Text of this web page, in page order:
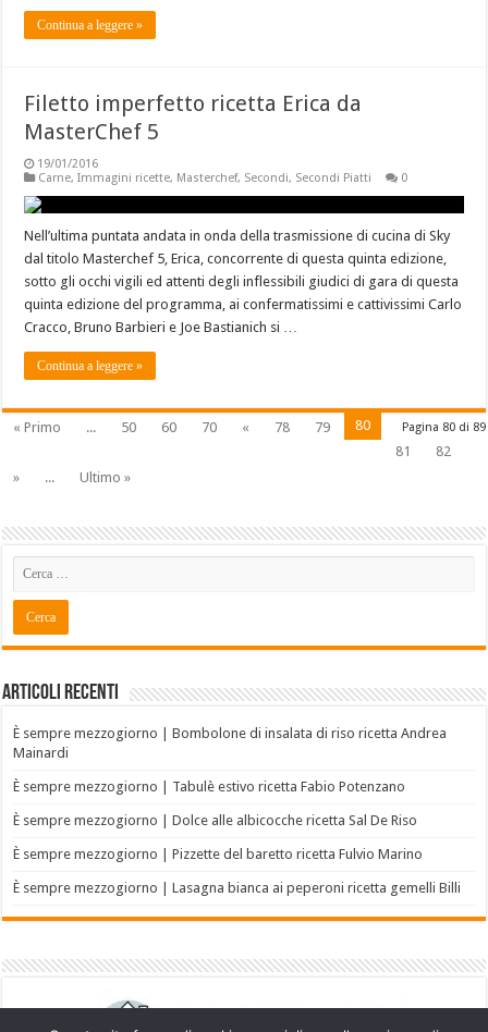
Continua a leggere »
Filetto imperfetto ricetta Erica da
MasterChef 5
19/01/2016
Carne,Immagini ricette, Masterchef, Secondi, Secondi Piatti 0
Nell’ultima puntata andata in onda della trasmissione di cucina di Sky
dal titolo Masterchef 5, Erica, concorrente di questa quinta edizione,
sotto gli occhi vigili ed attenti degli inflessibili giudici di gara di questa
quinta edizione del programma, ai confermatissimi e cattivissimi Carlo
Cracco, Bruno Barbieri e Joe Bastianich si …
Continua a leggere »
Pagina 80 di 89
« Primo ... 50 60 70 « 78 79
80
81
82
»
... Ultimo »
Articoli recenti
È sempre mezzogiorno | Bombolone di insalata di riso ricetta Andrea
Mainardi
È sempre mezzogiorno | Tabulè estivo ricetta Fabio Potenzano
È sempre mezzogiorno | Dolce alle albicocche ricetta Sal De Riso
È sempre mezzogiorno | Pizzette del baretto ricetta Fulvio Marino
È sempre mezzogiorno | Lasagna bianca ai peperoni ricetta gemelli Billi